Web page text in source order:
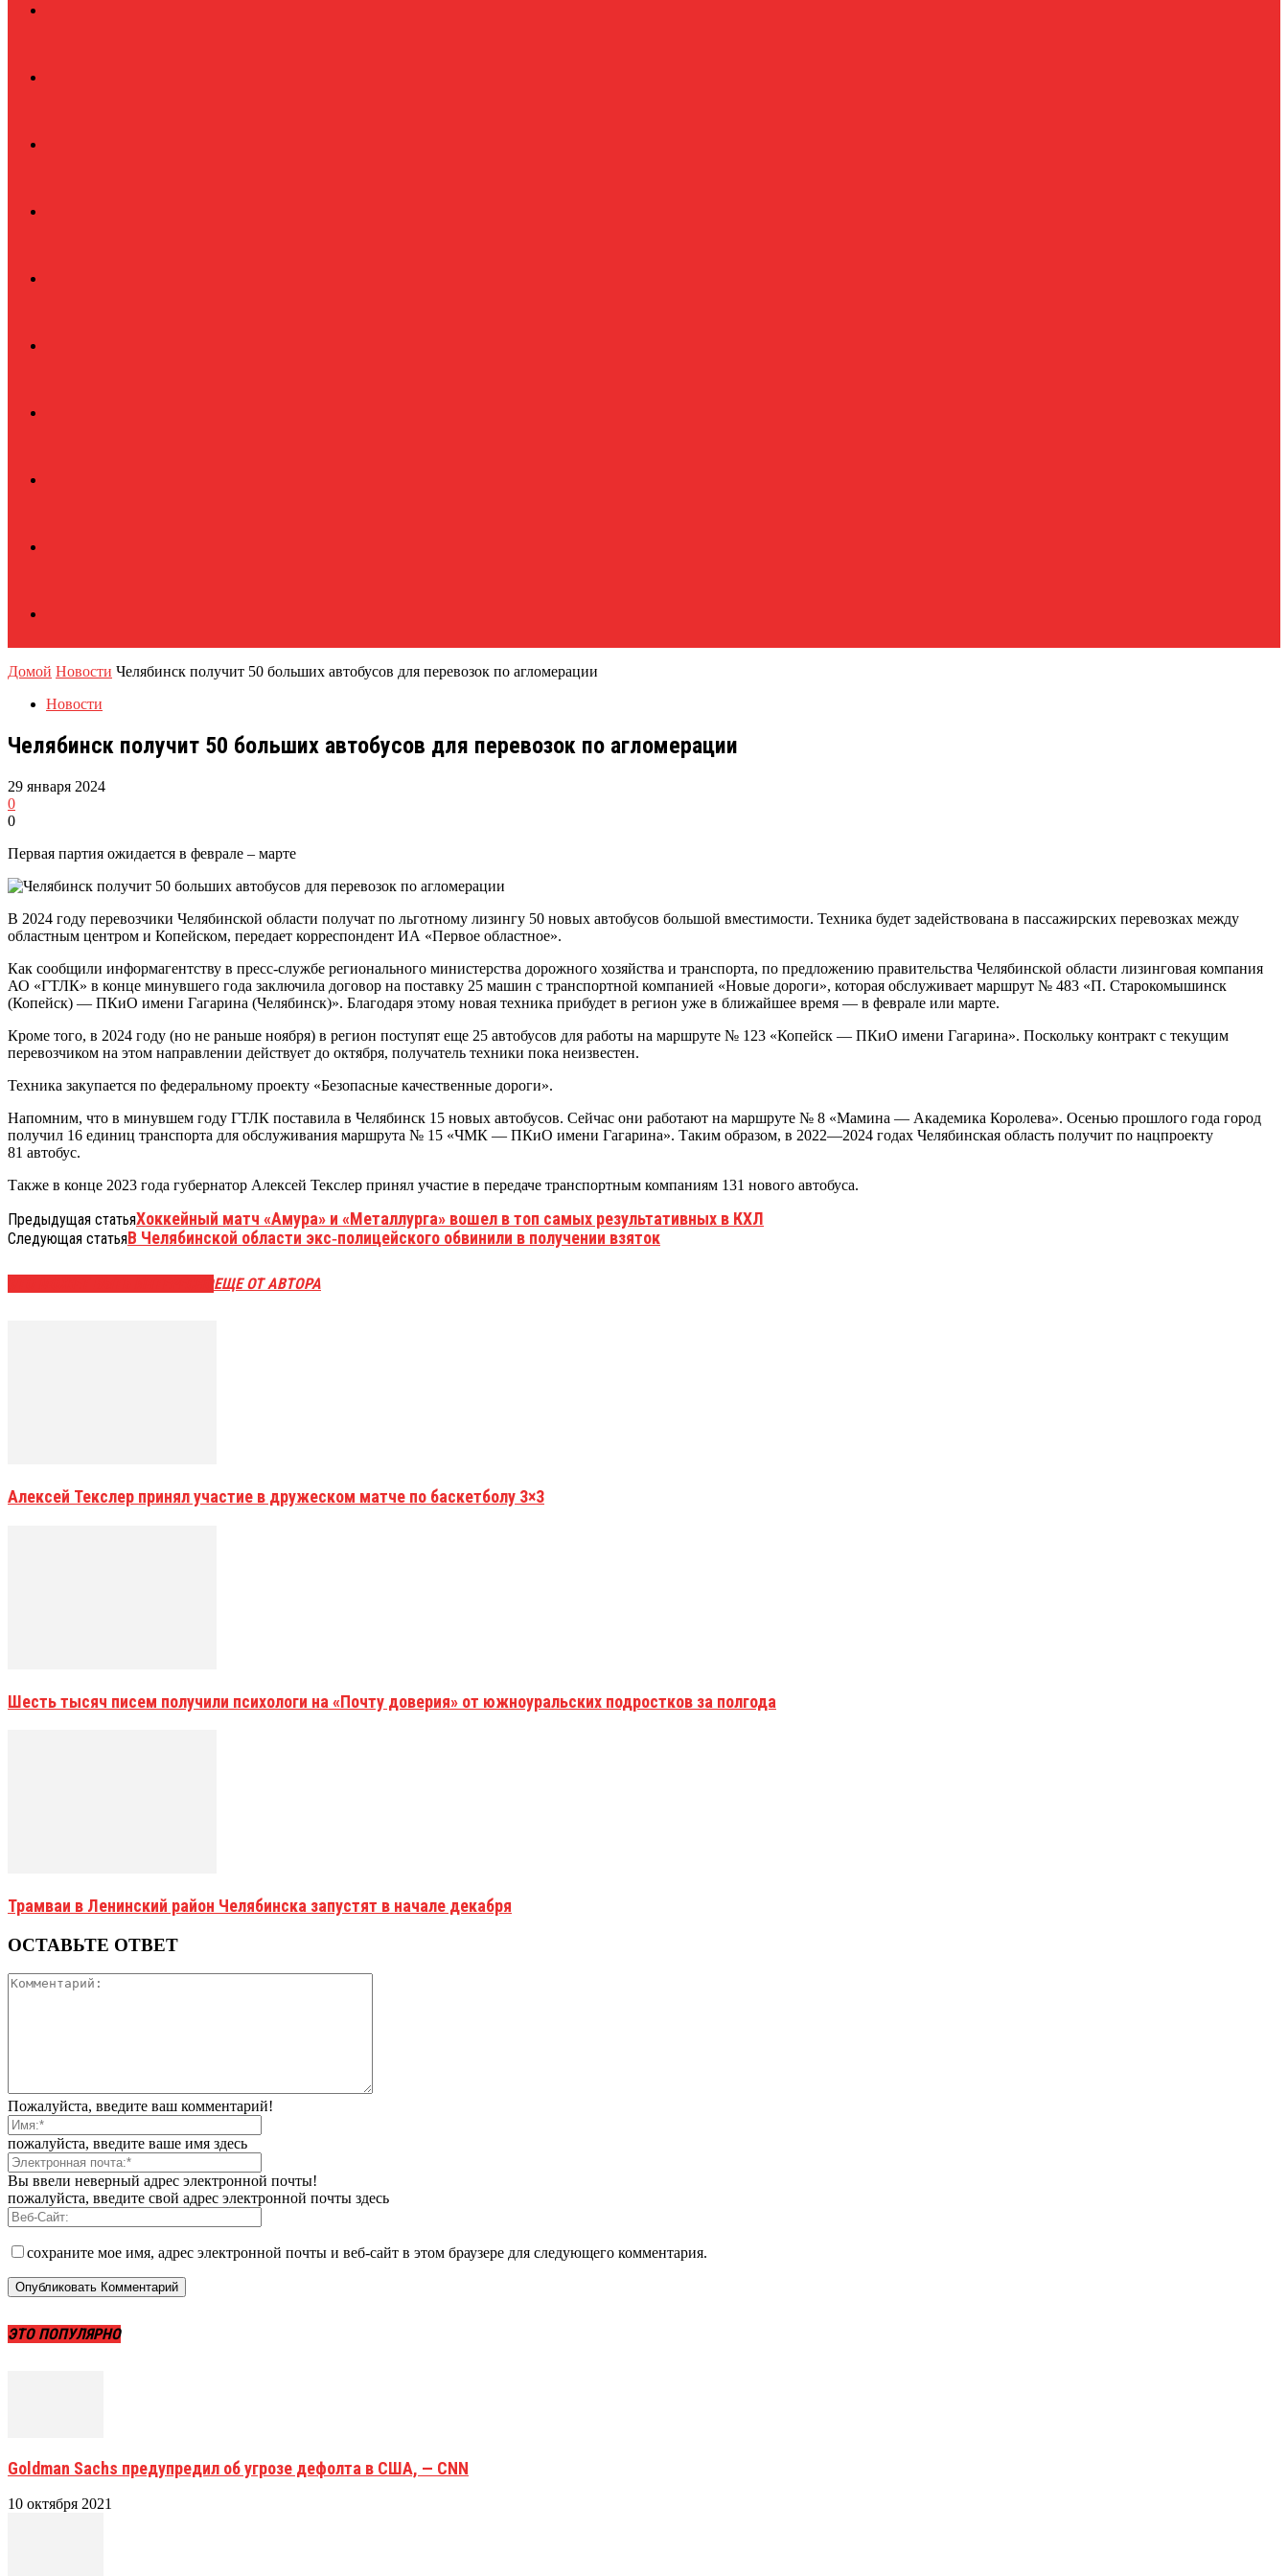
Домой Новости Челябинск получит 50 больших автобусов для перевозок по агломерации
Новости
Челябинск получит 50 больших автобусов для перевозок по агломерации
29 января 2024
0
0
Первая партия ожидается в феврале – марте
В 2024 году перевозчики Челябинской области получат по льготному лизингу 50 новых автобусов большой вместимости. Техника будет задействована в пассажирских перевозках между
областным центром и Копейском, передает корреспондент ИА «Первое областное».
Как сообщили информагентству в пресс-службе регионального министерства дорожного хозяйства и транспорта, по предложению правительства Челябинской области лизинговая компания
АО «ГТЛК» в конце минувшего года заключила договор на поставку 25 машин с транспортной компанией «Новые дороги», которая обслуживает маршрут № 483 «П. Старокомышинск
(Копейск) — ПКиО имени Гагарина (Челябинск)». Благодаря этому новая техника прибудет в регион уже в ближайшее время — в феврале или марте.
Кроме того, в 2024 году (но не раньше ноября) в регион поступят еще 25 автобусов для работы на маршруте № 123 «Копейск — ПКиО имени Гагарина». Поскольку контракт с текущим
перевозчиком на этом направлении действует до октября, получатель техники пока неизвестен.
Техника закупается по федеральному проекту «Безопасные качественные дороги».
Напомним, что в минувшем году ГТЛК поставила в Челябинск 15 новых автобусов. Сейчас они работают на маршруте № 8 «Мамина — Академика Королева». Осенью прошлого года город
получил 16 единиц транспорта для обслуживания маршрута № 15 «ЧМК — ПКиО имени Гагарина». Таким образом, в 2022—2024 годах Челябинская область получит по нацпроекту
81 автобус.
Также в конце 2023 года губернатор Алексей Текслер принял участие в передаче транспортным компаниям 131 нового автобуса.
Предыдущая статьяХоккейный матч «Амура» и «Металлурга» вошел в топ самых результативных в КХЛ
Следующая статьяВ Челябинской области экс‑полицейского обвинили в получении взяток
ЕЩЕ ОТ АВТОРА
Алексей Текслер принял участие в дружеском матче по баскетболу 3×3
Шесть тысяч писем получили психологи на «Почту доверия» от южноуральских подростков за полгода
Трамваи в Ленинский район Челябинска запустят в начале декабря
ОСТАВЬТЕ ОТВЕТ
Пожалуйста, введите ваш комментарий!
пожалуйста, введите ваше имя здесь
Вы ввели неверный адрес электронной почты!
пожалуйста, введите свой адрес электронной почты здесь
сохраните мое имя, адрес электронной почты и веб-сайт в этом браузере для следующего комментария.
ЭТО ПОПУЛЯРНО
Goldman Sachs предупредил об угрозе дефолта в США, — CNN
10 октября 2021